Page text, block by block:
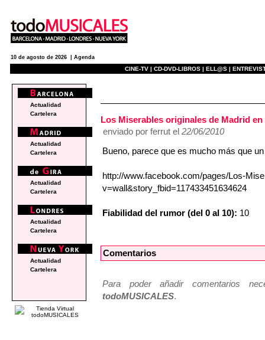
10 de agosto de 2026 | Agenda
CINE-TV | CD-DVD-LIBROS | ELL@S |
Los Miserables originales de Madrid
enviado por ferrut el 22/06/2010
Bueno, parece que es mucho más que
http://www.facebook.com/pages/Los-
v=wall&story_fbid=117433451634624
Fiabilidad del rumor (del 0 al 10): 10
Comentarios
Para poder añadir comentarios
todoMUSICALES.
Actualidad
Cartelera
Actualidad
Cartelera
Actualidad
Cartelera
Actualidad
Cartelera
Actualidad
Cartelera